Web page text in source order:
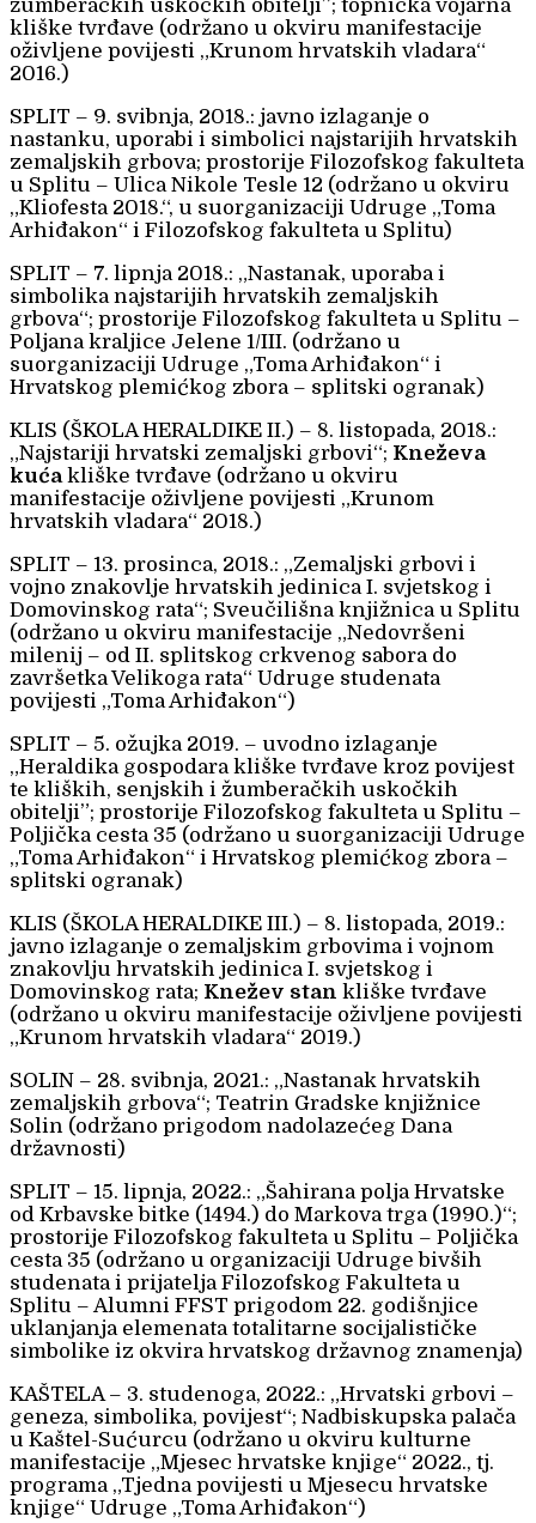
žumberačkih uskočkih obitelji”; topnička vojarna
kliške tvrđave (održano u okviru manifestacije
oživljene povijesti „Krunom hrvatskih vladara“
2016.)
SPLIT – 9. svibnja, 2018.: javno izlaganje o
nastanku, uporabi i simbolici najstarijih hrvatskih
zemaljskih grbova; prostorije Filozofskog fakulteta
u Splitu – Ulica Nikole Tesle 12 (održano u okviru
„Kliofesta 2018.“, u suorganizaciji Udruge „Toma
Arhiđakon“ i Filozofskog fakulteta u Splitu)
SPLIT – 7. lipnja 2018.: „Nastanak, uporaba i
simbolika najstarijih hrvatskih zemaljskih
grbova“; prostorije Filozofskog fakulteta u Splitu –
Poljana kraljice Jelene 1/III. (održano u
suorganizaciji Udruge „Toma Arhiđakon“ i
Hrvatskog plemićkog zbora – splitski ogranak)
KLIS (ŠKOLA HERALDIKE II.) – 8. listopada, 2018.:
„Najstariji hrvatski zemaljski grbovi“; Kneževa
kućakliške tvrđave (održano u okviru
manifestacije oživljene povijesti „Krunom
hrvatskih vladara“ 2018.)
SPLIT – 13. prosinca, 2018.: „Zemaljski grbovi i
vojno znakovlje hrvatskih jedinica I. svjetskog i
Domovinskog rata“; Sveučilišna knjižnica u Splitu
(održano u okviru manifestacije „Nedovršeni
milenij – od II. splitskog crkvenog sabora do
završetka Velikoga rata“ Udruge studenata
povijesti „Toma Arhiđakon“)
SPLIT – 5. ožujka 2019. – uvodno izlaganje
„Heraldika gospodara kliške tvrđave kroz povijest
te kliških, senjskih i žumberačkih uskočkih
obitelji”; prostorije Filozofskog fakulteta u Splitu –
Poljička cesta 35 (održano u suorganizaciji Udruge
„Toma Arhiđakon“ i Hrvatskog plemićkog zbora –
splitski ogranak)
KLIS (ŠKOLA HERALDIKE III.) – 8. listopada, 2019.:
javno izlaganje o zemaljskim grbovima i vojnom
znakovlju hrvatskih jedinica I. svjetskog i
Domovinskog rata; Knežev stan kliške tvrđave
(održano u okviru manifestacije oživljene povijesti
„Krunom hrvatskih vladara“ 2019.)
SOLIN – 28. svibnja, 2021.: „Nastanak hrvatskih
zemaljskih grbova“; Teatrin Gradske knjižnice
Solin (održano prigodom nadolazećeg Dana
državnosti)
SPLIT – 15. lipnja, 2022.: „Šahirana polja Hrvatske
od Krbavske bitke (1494.) do Markova trga (1990.)“;
prostorije Filozofskog fakulteta u Splitu – Poljička
cesta 35 (održano u organizaciji Udruge bivših
studenata i prijatelja Filozofskog Fakulteta u
Splitu – Alumni FFST prigodom 22. godišnjice
uklanjanja elemenata totalitarne socijalističke
simbolike iz okvira hrvatskog državnog znamenja)
KAŠTELA – 3. studenoga, 2022.: „Hrvatski grbovi –
geneza, simbolika, povijest“; Nadbiskupska palača
u Kaštel-Sućurcu (održano u okviru kulturne
manifestacije „Mjesec hrvatske knjige“ 2022., tj.
programa „Tjedna povijesti u Mjesecu hrvatske
knjige“ Udruge „Toma Arhiđakon“)